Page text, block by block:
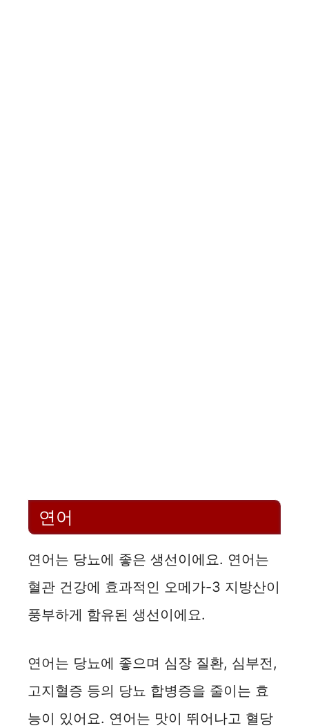
연어
연어는 당뇨에 좋은 생선이에요. 연어는
혈관 건강에 효과적인 오메가-3 지방산이
풍부하게 함유된 생선이에요.
연어는 당뇨에 좋으며 심장 질환, 심부전,
고지혈증 등의 당뇨 합병증을 줄이는 효
능이 있어요. 연어는 맛이 뛰어나고 혈당